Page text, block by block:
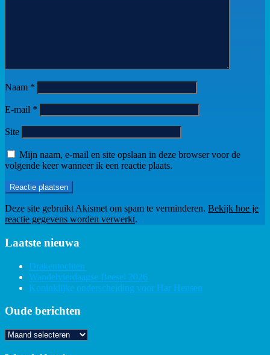
Naam *
E-mail *
Site
Mijn naam, e-mail en site opslaan in deze browser voor de
volgende keer wanneer ik een reactie plaats.
Deze site gebruikt Akismet om spam te verminderen. Bekijk hoe je
reactie gegevens worden verwerkt.
Laatste nieuwa
Drakentochten
Wandelvierdaagse Beesel 2026
Koninklijke onderscheiding voor Har Hensen
Oude berichten
Oude